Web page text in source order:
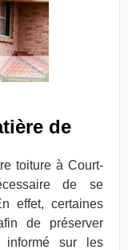
de
toiture à Court-
de se
effet, certaines
de préserver
informé sur les